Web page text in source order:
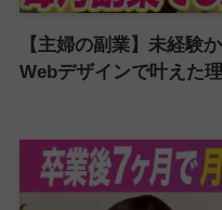
【主婦の副業】未経験
Webデザインで叶えた